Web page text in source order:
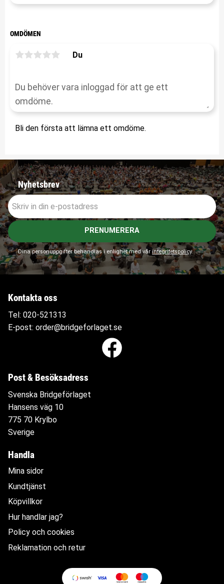
OMDÖMEN
Du
Bli den första att lämna ett omdöme.
Nyhetsbrev
PRENUMERERA
Dina personuppgifter behandlas i enlighet med vår integritetspolicy.
Kontakta oss
Tel: 020-521313
E-post: order@bridgeforlaget.se
Post & Besöksadress
Svenska Bridgeförlaget
Hansens väg 10
775 70 Krylbo
Sverige
Handla
Mina sidor
Kundtjänst
Köpvillkor
Hur handlar jag?
Policy och cookies
Reklamation och retur